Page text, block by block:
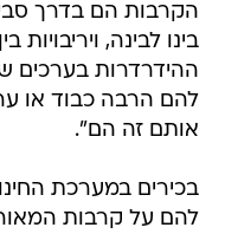
הקרבות הם בדרך סביב
בינו לבינה,
ההידרדרות בערכים
להם הרבה כבוד או
אותם זה הם".
בכירים במערכת
להם על קרבות